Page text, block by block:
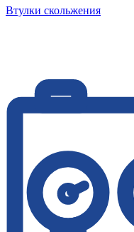
Втулки скольжения